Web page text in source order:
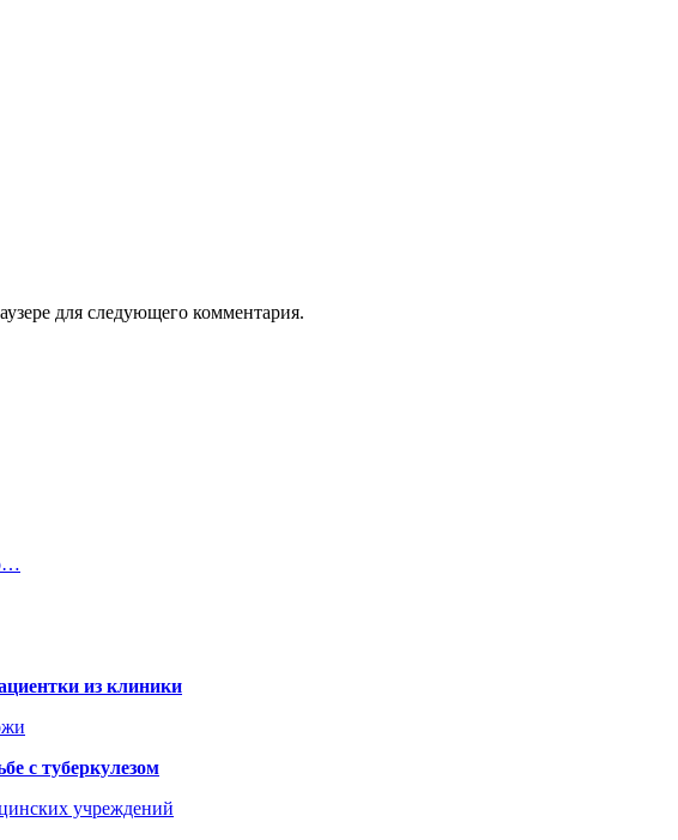
для следующего комментария.
из клиники
с туберкулезом
учреждений